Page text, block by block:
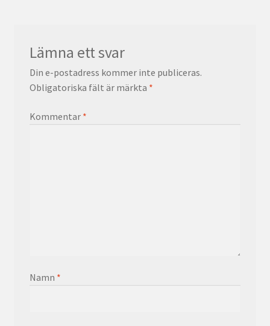
Lämna ett svar
Din e-postadress kommer inte publiceras.
Obligatoriska fält är märkta *
Kommentar *
Namn *